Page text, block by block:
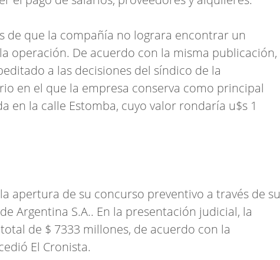
de que la compañía no lograra encontrar un
operación. De acuerdo con la misma publicación,
a las decisiones del síndico de la
en el que la empresa conserva como principal
en la calle Estomba, cuyo valor rondaría u$s 1
apertura de su concurso preventivo a través de su
Argentina S.A.. En la presentación judicial, la
de $ 7333 millones, de acuerdo con la
El Cronista.